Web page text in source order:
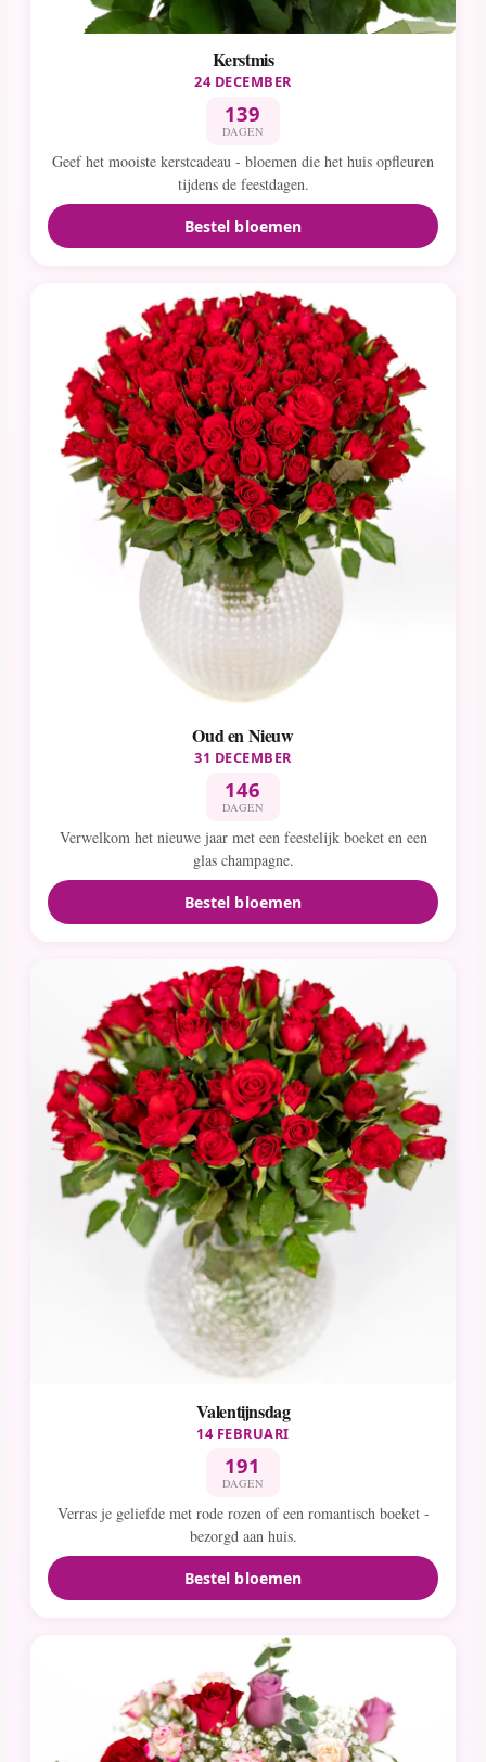
Kerstmis
24 DECEMBER
139
DAGEN
Geef het mooiste kerstcadeau - bloemen die het huis opfleuren
tijdens de feestdagen.
Bestel bloemen
Oud en Nieuw
31 DECEMBER
146
DAGEN
Verwelkom het nieuwe jaar met een feestelijk boeket en een
glas champagne.
Bestel bloemen
Valentijnsdag
14 FEBRUARI
191
DAGEN
Verras je geliefde met rode rozen of een romantisch boeket -
bezorgd aan huis.
Bestel bloemen